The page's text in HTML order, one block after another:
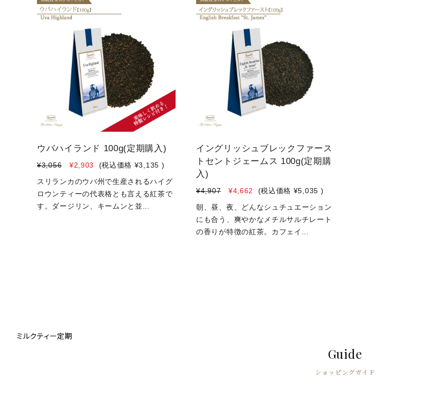
ウバハイランド 100g(定期購入)
¥3,056 ¥2,903 (税込価格 ¥3,135 )
スリランカのウバ州で生産されるハイグ
ロウンティーの代表格とも言える紅茶で
す。ダージリン、キームンと並...
イングリッシュブレックファース
トセントジェームス 100g(定期購
入)
¥4,907 ¥4,662 (税込価格 ¥5,035 )
朝、昼、夜、どんなシュチュエーション
にも合う、爽やかなメチルサルチレート
の香りが特徴の紅茶。カフェイ...
ミルクティー定期
Guide
ショッピングガイド